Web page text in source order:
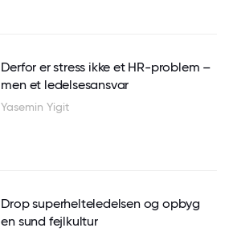
Derfor er stress ikke et HR-problem –
men et ledelsesansvar
Yasemin Yigit
Drop superhelteledelsen og opbyg
en sund fejlkultur